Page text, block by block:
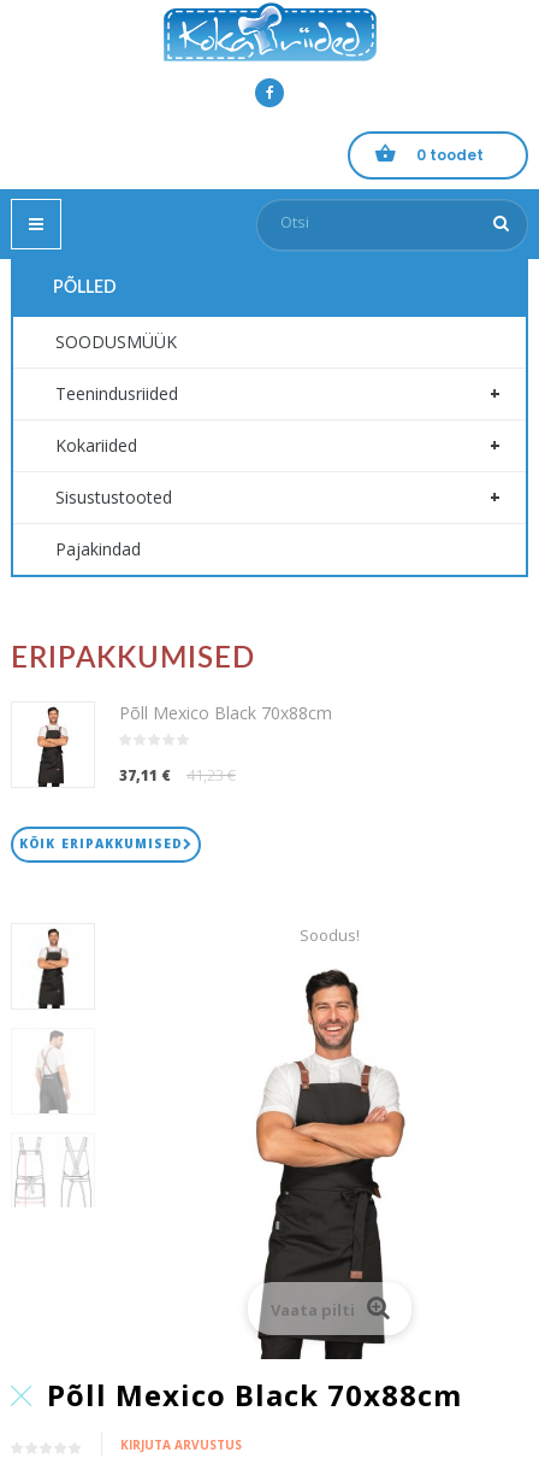
0 toodet
Toggle
navigation
PÕLLED
SOODUSMÜÜK
Teenindusriided
Kokariided
Sisustustooted
Pajakindad
ERIPAKKUMISED
Põll Mexico Black 70x88cm
37,11 € 41,23 €
KÕIK ERIPAKKUMISED
Soodus!
Vaata pilti
Põll Mexico Black 70x88cm
KIRJUTA ARVUSTUS